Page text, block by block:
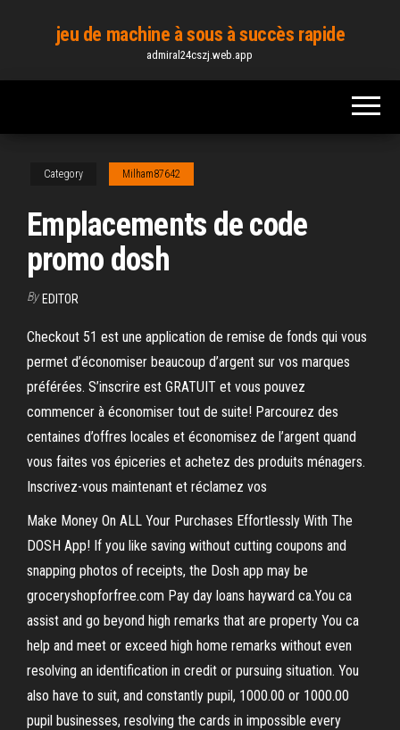
content
jeu de machine à sous à succès rapide
admiral24cszj.web.app
Category Milham87642
Emplacements de code
promo dosh
By EDITOR
Checkout 51 est une application de remise de fonds qui vous
permet d’économiser beaucoup d’argent sur vos marques
préférées. S’inscrire est GRATUIT et vous pouvez
commencer à économiser tout de suite! Parcourez des
centaines d’offres locales et économisez de l’argent quand
vous faites vos épiceries et achetez des produits ménagers.
Inscrivez-vous maintenant et réclamez vos
Make Money On ALL Your Purchases Effortlessly With The
DOSH App! If you like saving without cutting coupons and
snapping photos of receipts, the Dosh app may be
groceryshopforfree.com Pay day loans hayward ca.You ca
assist and go beyond high remarks that are property You ca
help and meet or exceed high home remarks without even
resolving an identification in credit or pursuing situation. You
also have to suit, and constantly pupil, 1000.00 or 1000.00
pupil businesses, resolving the cards in impossible every